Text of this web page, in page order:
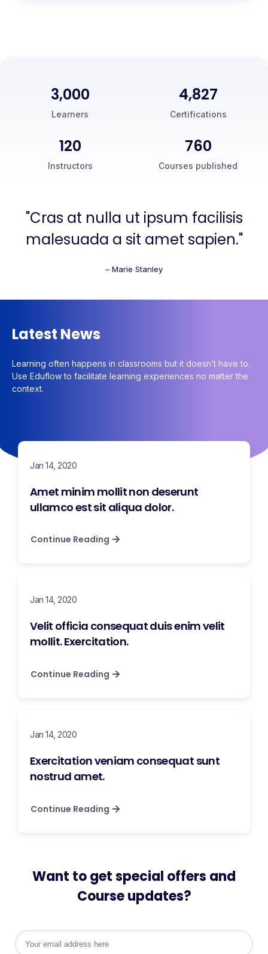
3,000
Learners
5,000
Certifications
120
Instructors
760
Courses published
"Cras at nulla ut ipsum facilisis
malesuada a sit amet sapien."
– Marie Stanley
Latest News
Learning often happens in classrooms but it doesn’t have to.
Use Eduflow to facilitate learning experiences no matter the
context.
Jan 14, 2020
Amet minim mollit non deserunt
ullamco est sit aliqua dolor.
Continue Reading
Jan 14, 2020
Velit officia consequat duis enim velit
mollit. Exercitation.
Continue Reading
Jan 14, 2020
Exercitation veniam consequat sunt
nostrud amet.
Continue Reading
Want to get special offers and
Course updates?